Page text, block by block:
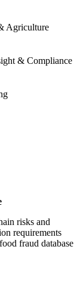
Agriculture
& Compliance
risks and
requirements
fraud database